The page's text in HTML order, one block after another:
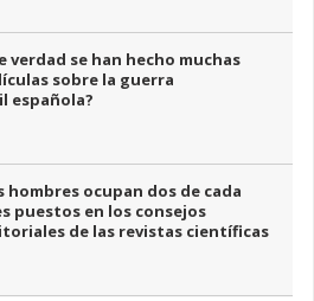
verdad se han hecho muchas
sobre la guerra
española?
hombres ocupan dos de cada
puestos en los consejos
de las revistas científicas